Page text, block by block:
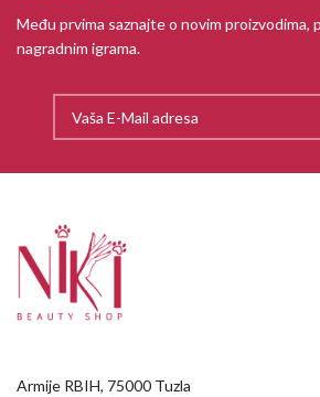
Među prvima saznajte o novim proizvodima,
nagradnim igrama.
Armije RBIH, 75000 Tuzla